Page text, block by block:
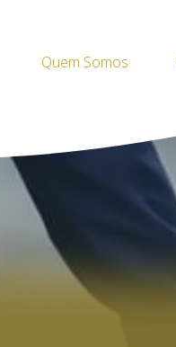
Quem Somos